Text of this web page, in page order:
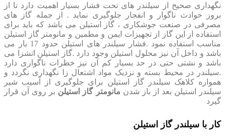
نگهداری صحیح از سیلندر های تحت فشار بسیار اهمیت دارد تا از
بروز حوادث ناگوار و انفجار جلوگیری نماید . از جمله گاز های
مصرفی در صنعت جوشکاری ، گاز استیلن می باشد که باید برای
استفاده از این گاز از تجهیزات ایمن و مطمین و مانومتر گاز استیلن
مناسب استفاده نمود .فشار سیلندر های استیلن حدود 17 بار می
باشد و داخل آن نیز محلول استیلن وجود دارد .گاز استیلن اتشزا می
باشد و نشتی حتی در حد بسیار کم آن نیز خطرات ناگواری دارد
.سیلندر در محیط بسته و نزدیک مواد اشتعال زا نگهداری نگردد و
همواره کلاهک سیلندر گاز استیلن برای جلوگیری از آسیب شیر
سیلندر استیلن بعد از باز شدن مانومتر گاز استیلن بر روی آن قرار
گیرد
کار با سیلندر گاز استیلن